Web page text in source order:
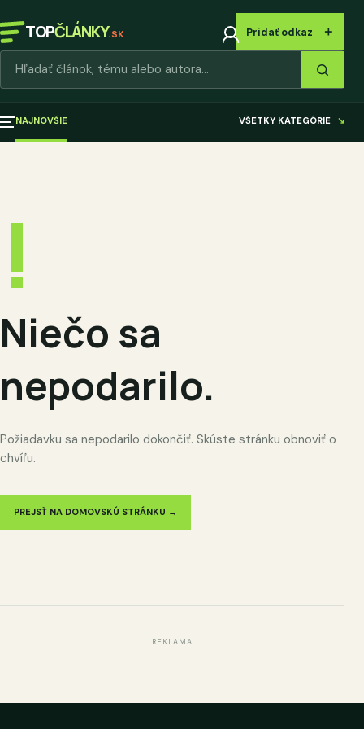
TOPČLÁNKY.SK Pridať odkaz ＋
NAJNOVŠIE VŠETKY KATEGÓRIE ↘
!
Niečo sa
nepodarilo.
Požiadavku sa nepodarilo dokončiť. Skúste stránku obnoviť o
chvíľu.
PREJSŤ NA DOMOVSKÚ STRÁNKU →
REKLAMA